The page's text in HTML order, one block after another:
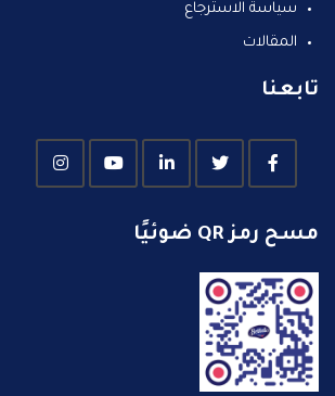
سياسة الاسترجاع
المقالات
تابعنا
مسح رمز QR ضوئيًا